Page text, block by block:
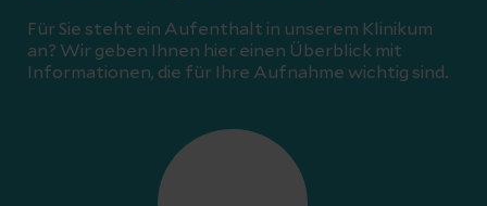
Für Sie steht ein Aufenthalt in unserem Klinikum
an? Wir geben Ihnen hier einen Überblick mit
Informationen, die für Ihre Aufnahme wichtig sind.